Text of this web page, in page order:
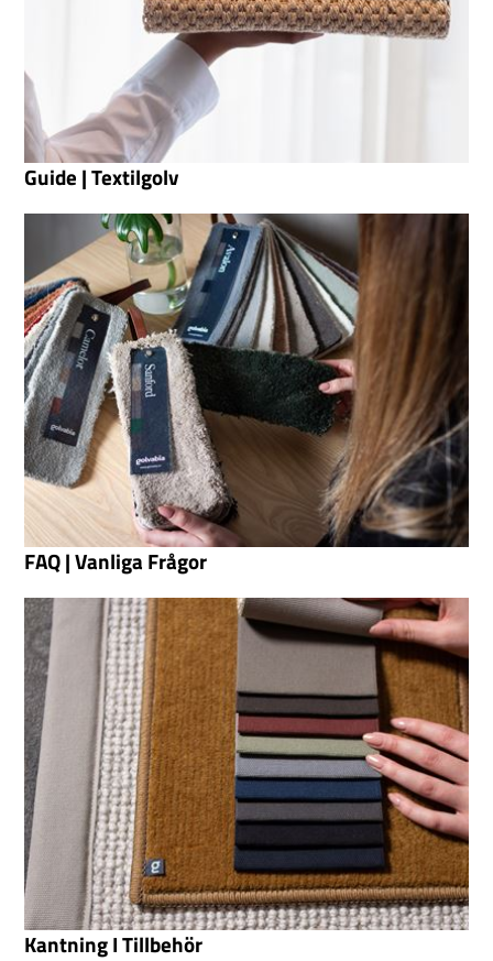
Guide | Textilgolv
FAQ | Vanliga Frågor
Kantning I Tillbehör